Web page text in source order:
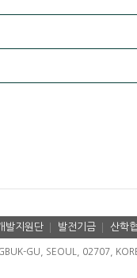
발지원단 발전기금 산학
GU, SEOUL, 02707,